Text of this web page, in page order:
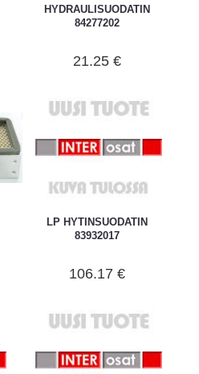
HYDRAULISUODATIN
84277202
21.25 €
LP HYTINSUODATIN
83932017
106.17 €